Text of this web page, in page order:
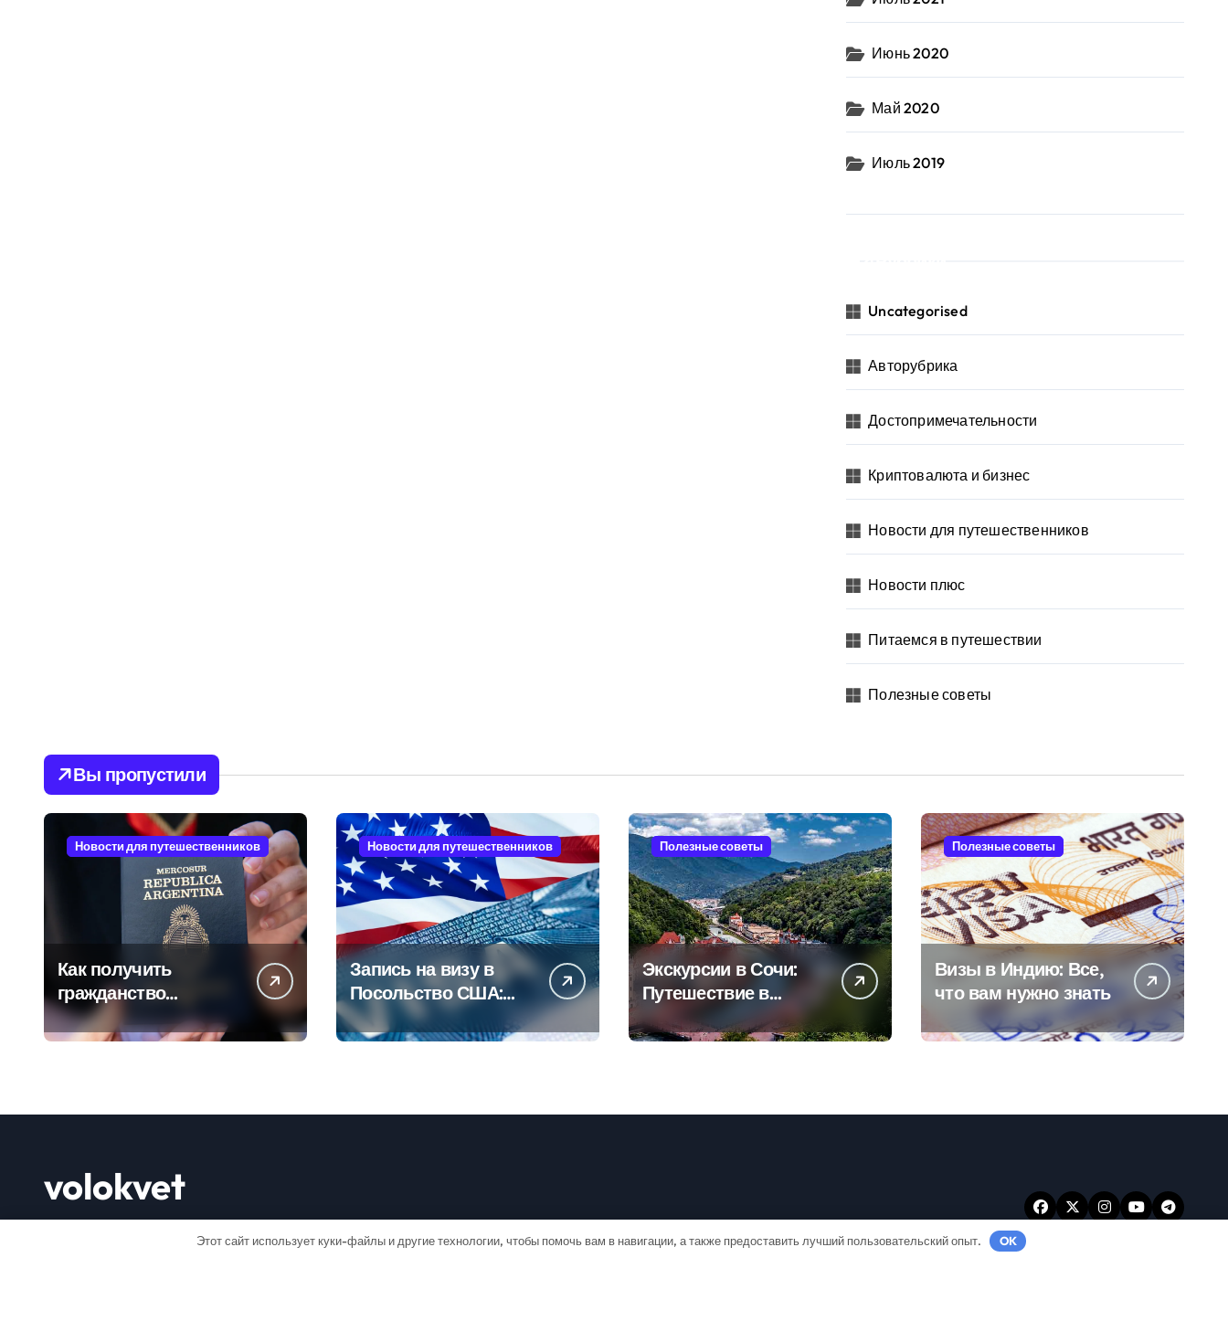
Июнь 2020
Май 2020
Июль 2019
Uncategorised
Авторубрика
Достопримечательности
Криптовалюта и бизнес
Новости для путешественников
Новости плюс
Питаемся в путешествии
Полезные советы
Вы пропустили
Новости для путешественников
Как получить
гражданство
Аргентины: Полное
руководство
Новости для путешественников
Запись на визу в
Посольство США:
Пошаговое
руководство
Полезные советы
Экскурсии в Сочи:
Путешествие в
сердце
Черноморского
Полезные советы
Визы в Индию: Все,
что вам нужно знать
volokvet
Этот сайт использует куки-файлы и другие технологии, чтобы помочь вам в навигации, а также предоставить лучший пользовательский опыт. OK